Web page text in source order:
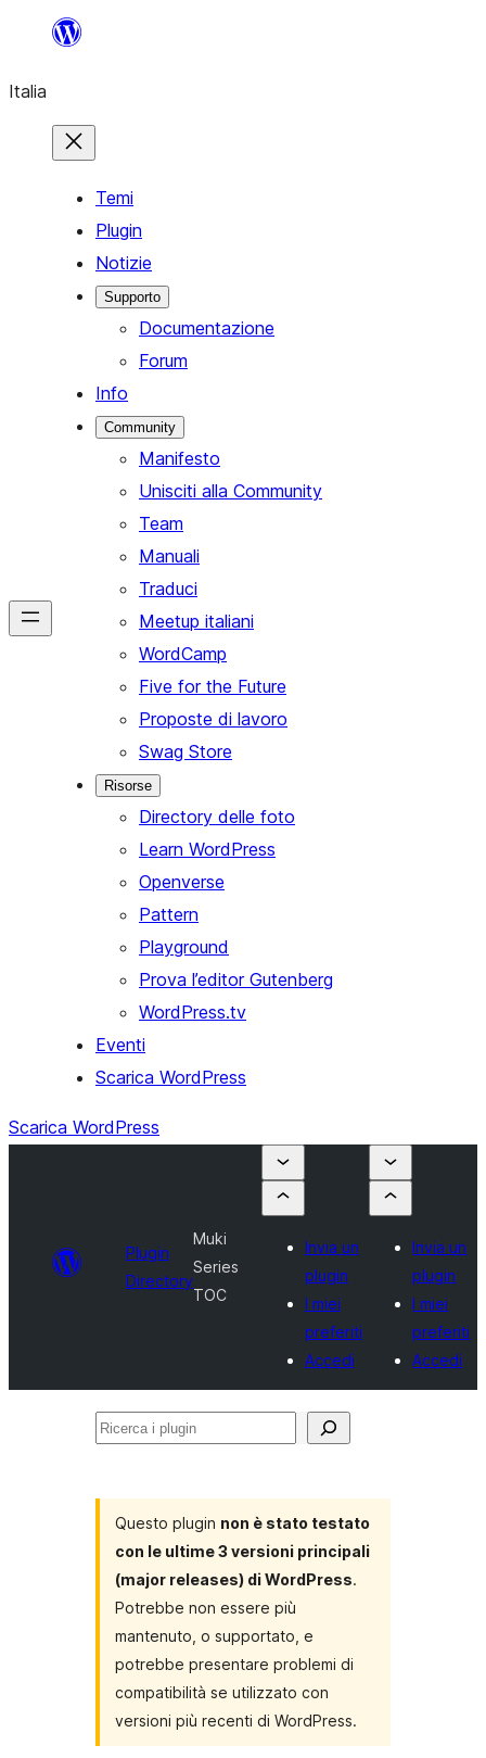
contenuto
Italia
Temi
Plugin
Notizie
Supporto
Documentazione
Forum
Info
Community
Manifesto
Unisciti alla Community
Team
Manuali
Traduci
Meetup italiani
WordCamp
Five for the Future
Proposte di lavoro
Swag Store
Risorse
Directory delle foto
Learn WordPress
Openverse
Pattern
Playground
Prova l’editor Gutenberg
WordPress.tv
Eventi
Scarica WordPress
Scarica WordPress
Plugin
Directory
Muki
Series
TOC
Invia un
plugin
I miei
preferiti
Accedi
Invia un
plugin
I miei
preferiti
Accedi
Ricerca
Questo plugin non è stato testato
con le ultime 3 versioni principali
(major releases) di WordPress.
Potrebbe non essere più
mantenuto, o supportato, e
potrebbe presentare problemi di
compatibilità se utilizzato con
versioni più recenti di WordPress.